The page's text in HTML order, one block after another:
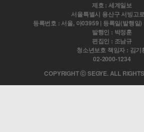
제호 : 세계일보
서울특별시 용산구 서빙고
등록번호 : 서울, 아03959 | 등록일(발행일
발행인 : 박정훈
편집인 : 조남규
청소년보호 책임자 : 김기
02-2000-1234
COPYRIGHT ⓒ SEGYE. ALL